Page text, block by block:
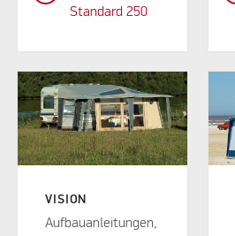
Standard 250
VISION
Aufbauanleitungen,